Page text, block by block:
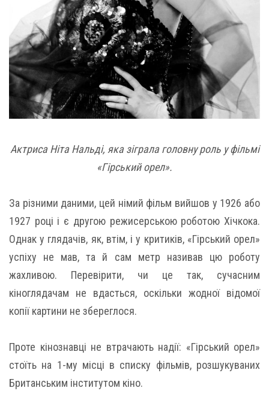
Актриса Ніта Нальді, яка зіграла головну роль у фільмі
«Гірський орел».
За різними даними, цей німий фільм вийшов у 1926 або
1927 році і є другою режисерською роботою Хічкока.
Однак у глядачів, як, втім, і у критиків, «Гірський орел»
успіху не мав, та й сам метр називав цю роботу
жахливою. Перевірити, чи це так, сучасним
кіноглядачам не вдасться, оскільки жодної відомої
копії картини не збереглося.
Проте кінознавці не втрачають надії: «Гірський орел»
стоїть на 1-му місці в списку фільмів, розшукуваних
Британським інститутом кіно.